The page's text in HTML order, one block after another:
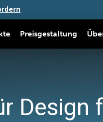
Preisgestaltung
Design